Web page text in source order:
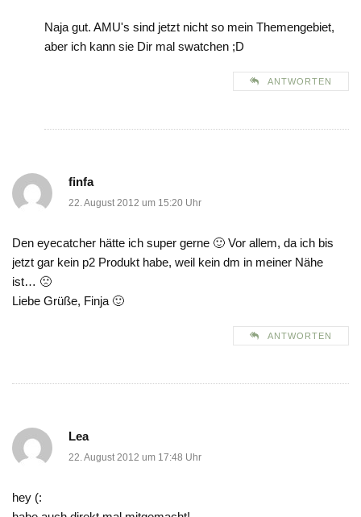
Naja gut. AMU's sind jetzt nicht so mein Themengebiet,
aber ich kann sie Dir mal swatchen ;D
ANTWORTEN
finfa
22. August 2012 um 15:20 Uhr
Den eyecatcher hätte ich super gerne 🙂 Vor allem, da ich bis
jetzt gar kein p2 Produkt habe, weil kein dm in meiner Nähe
ist… 🙁
Liebe Grüße, Finja 🙂
ANTWORTEN
Lea
22. August 2012 um 17:48 Uhr
hey (: